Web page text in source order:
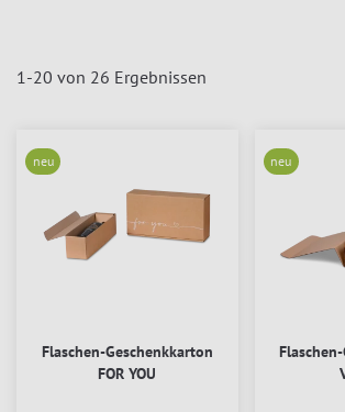
1 -20 von 26 Ergebnissen
neu
Flaschen-Geschenkkarton
FOR YOU
neu